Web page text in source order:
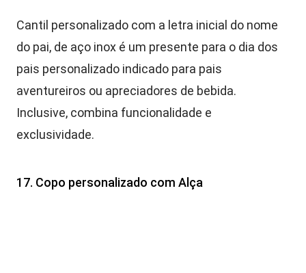
Cantil personalizado com a letra inicial do nome
do pai, de aço inox é um presente para o dia dos
pais personalizado indicado para pais
aventureiros ou apreciadores de bebida.
Inclusive, combina funcionalidade e
exclusividade.
17. Copo personalizado com Alça